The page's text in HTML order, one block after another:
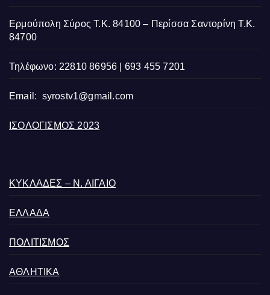
Ερμούπολη Σύρος Τ.Κ. 84100 – Περίσσα Σαντορίνη Τ.Κ.
84700
Τηλέφωνο: 22810 86956 | 693 455 7201
Email: syrostv1@gmail.com
ΙΣΟΛΟΓΙΣΜΟΣ 2023
ΚΥΚΛΑΔΕΣ – Ν. ΑΙΓΑΙΟ
ΕΛΛΑΔΑ
ΠΟΛΙΤΙΣΜΟΣ
ΑΘΛΗΤΙΚΑ